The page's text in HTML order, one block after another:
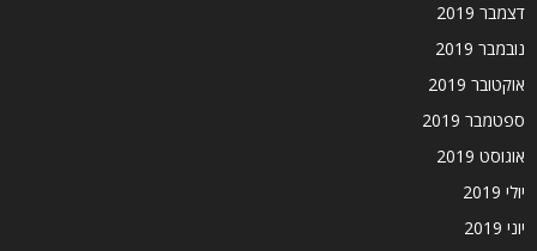
דצמבר 2019
נובמבר 2019
אוקטובר 2019
ספטמבר 2019
אוגוסט 2019
יולי 2019
יוני 2019